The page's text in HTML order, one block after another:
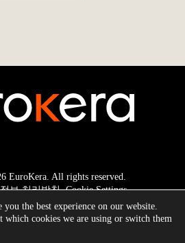
EuroKera. All rights reserved.
보 처리방침.Cookie Settings.
the best experience on our website.
which cookies we are using or switch them